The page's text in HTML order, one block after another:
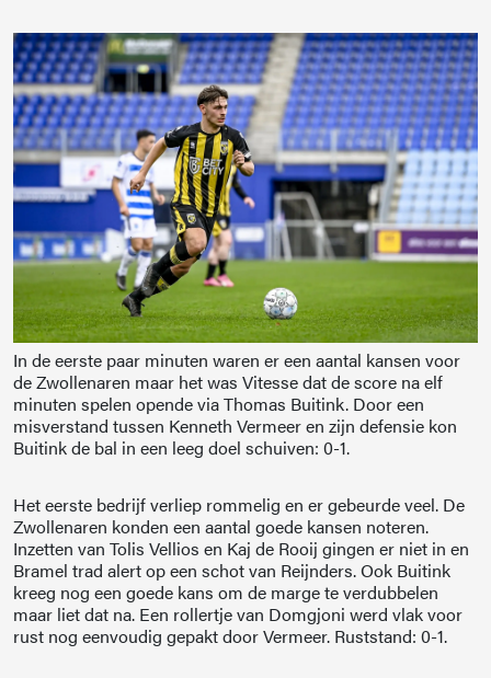
In de eerste paar minuten waren er een aantal kansen voor
de Zwollenaren maar het was Vitesse dat de score na elf
minuten spelen opende via Thomas Buitink. Door een
misverstand tussen Kenneth Vermeer en zijn defensie kon
Buitink de bal in een leeg doel schuiven: 0-1.
Het eerste bedrijf verliep rommelig en er gebeurde veel. De
Zwollenaren konden een aantal goede kansen noteren.
Inzetten van Tolis Vellios en Kaj de Rooij gingen er niet in en
Bramel trad alert op een schot van Reijnders. Ook Buitink
kreeg nog een goede kans om de marge te verdubbelen
maar liet dat na. Een rollertje van Domgjoni werd vlak voor
rust nog eenvoudig gepakt door Vermeer. Ruststand: 0-1.